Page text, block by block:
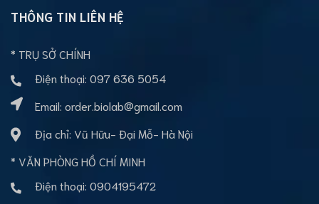
THÔNG TIN LIÊN HỆ
* TRỤ SỞ CHÍNH
Điện thoại: 097 636 5054
Email: order.biolab@gmail.com
Địa chỉ: Vũ Hữu- Đại Mỗ- Hà Nội
* VĂN PHÒNG HỒ CHÍ MINH
Điện thoại: 0904195472